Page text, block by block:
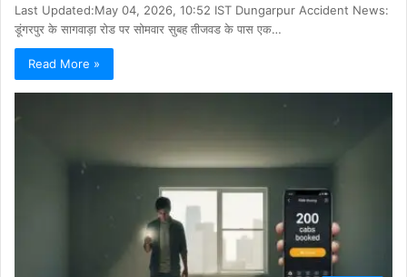
Last Updated:May 04, 2026, 10:52 IST Dungarpur Accident News:
डूंगरपुर के सागवाड़ा रोड पर सोमवार सुबह तीजवड के पास एक…
Read More »